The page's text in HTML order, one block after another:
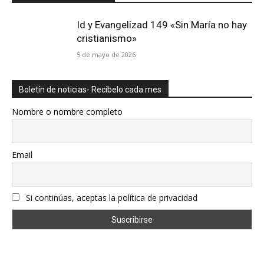
Id y Evangelizad 149 «Sin María no hay
cristianismo»
5 de mayo de 2026
Boletín de noticias- Recíbelo cada mes
Nombre o nombre completo
Email
Si continúas, aceptas la política de privacidad